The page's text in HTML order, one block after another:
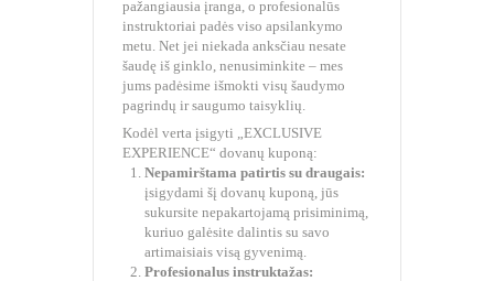
pažangiausia įranga, o profesionalūs
instruktoriai padės viso apsilankymo
metu. Net jei niekada anksčiau nesate
šaudę iš ginklo, nenusiminkite – mes
jums padėsime išmokti visų šaudymo
pagrindų ir saugumo taisyklių.
Kodėl verta įsigyti „EXCLUSIVE
EXPERIENCE“ dovanų kuponą:
Nepamirštama patirtis su draugais:
įsigydami šį dovanų kuponą, jūs
sukursite nepakartojamą prisiminimą,
kuriuo galėsite dalintis su savo
artimaisiais visą gyvenimą.
Profesionalus instruktažas: